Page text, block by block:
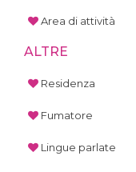
Area di attività
ALTRE
Residenza
Fumatore
Lingue parlate